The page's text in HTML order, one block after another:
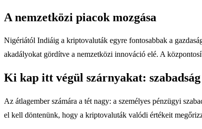
A nemzetközi piacok mozgása
Nigériától Indiáig a kriptovaluták egyre fontosabbak a
akadályokat gördítve a nemzetközi innováció elé. A
Ki kap itt végül szárnyakat:
Az átlagember számára a tét nagy: a személyes pénzügyi
el kell döntenünk, hogy a kriptovaluták valódi értékeit